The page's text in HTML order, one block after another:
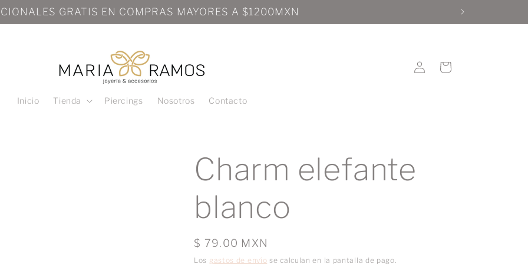
GRATIS EN COMPRAS MAYORES A $1200MXN
Inicio Tienda Piercings Nosotros Contacto
Iniciar
sesión
Carrito
Charm elefante
blanco
Precio
habitual
$ 79.00 MXN
Los gastos de envío se calculan en la pantalla de pago.